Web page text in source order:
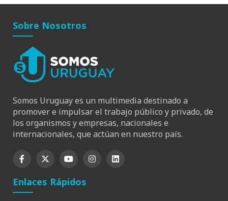
Sobre Nosotros
Somos Uruguay es un multimedia destinado a
promover e impulsar el trabajo público y privado, de
los organismos y empresas, nacionales e
internacionales, que actúan en nuestro país.
Enlaces Rápidos